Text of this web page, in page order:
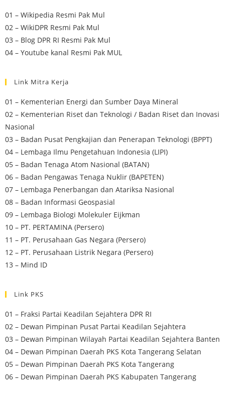
01 – Wikipedia Resmi Pak Mul
02 – WikiDPR Resmi Pak Mul
03 – Blog DPR RI Resmi Pak Mul
04 – Youtube kanal Resmi Pak MUL
Link Mitra Kerja
01 – Kementerian Energi dan Sumber Daya Mineral
02 – Kementerian Riset dan Teknologi / Badan Riset dan Inovasi
Nasional
03 – Badan Pusat Pengkajian dan Penerapan Teknologi (BPPT)
04 – Lembaga Ilmu Pengetahuan Indonesia (LIPI)
05 – Badan Tenaga Atom Nasional (BATAN)
06 – Badan Pengawas Tenaga Nuklir (BAPETEN)
07 – Lembaga Penerbangan dan Atariksa Nasional
08 – Badan Informasi Geospasial
09 – Lembaga Biologi Molekuler Eijkman
10 – PT. PERTAMINA (Persero)
11 – PT. Perusahaan Gas Negara (Persero)
12 – PT. Perusahaan Listrik Negara (Persero)
13 – Mind ID
Link PKS
01 – Fraksi Partai Keadilan Sejahtera DPR RI
02 – Dewan Pimpinan Pusat Partai Keadilan Sejahtera
03 – Dewan Pimpinan Wilayah Partai Keadilan Sejahtera Banten
04 – Dewan Pimpinan Daerah PKS Kota Tangerang Selatan
05 – Dewan Pimpinan Daerah PKS Kota Tangerang
06 – Dewan Pimpinan Daerah PKS Kabupaten Tangerang